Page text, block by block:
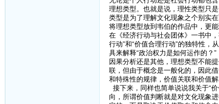
理想类型。也就是说，理性类型只
类型是为了理解文化现象之个别实
将理想类型放到韦伯的作品中，更
在《经济行动与社会团体》一书中
行动”和“价值合理行动”的独特性，
具来解释“政治权力是如何运作的？
因果分析还是其他，理想类型不能
联，但由于概念是一般化的，因此
和特殊性的规律，价值关联和价值
接下来，同样也简单说说我关于“
向，所谓价值判断就是对文化现象